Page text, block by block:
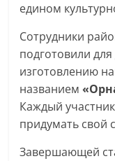
едином
Сотрудники
подготовили
изготовлению
названием
Каждый
придумать свой
Завершающей